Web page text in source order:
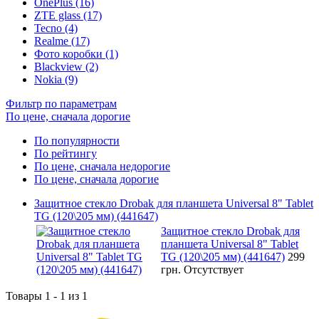
ZTE glass (17)
Tecno (4)
Realme (17)
Фото коробки (1)
Blackview (2)
Nokia (9)
Фильтр по параметрам
По цене, сначала дорогие
По популярности
По рейтингу
По цене, сначала недорогие
По цене, сначала дорогие
Защитное стекло Drobak для планшета Universal 8" Tablet
TG (120\205 мм) (441647)
Защитное стекло Drobak для
планшета Universal 8" Tablet
TG (120\205 мм) (441647) 299
грн. Отсутствует
Товары 1 - 1 из 1